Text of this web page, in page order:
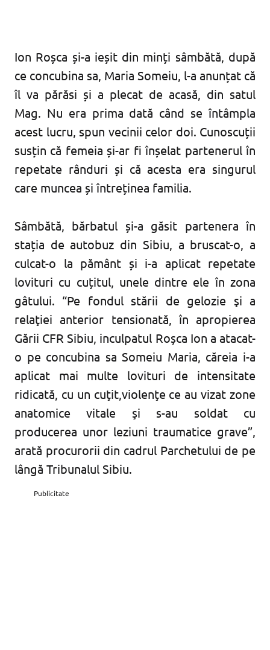
Ion Roșca și-a ieșit din minți sâmbătă, după
ce concubina sa, Maria Someiu, l-a anunțat că
îl va părăsi și a plecat de acasă, din satul
Mag. Nu era prima dată când se întâmpla
acest lucru, spun vecinii celor doi. Cunoscuții
susțin că femeia și-ar fi înșelat partenerul în
repetate rânduri și că acesta era singurul
care muncea și întreținea familia.
Sâmbătă, bărbatul și-a găsit partenera în
stația de autobuz din Sibiu, a bruscat-o, a
culcat-o la pământ și i-a aplicat repetate
lovituri cu cuțitul, unele dintre ele în zona
gâtului. “Pe fondul stării de gelozie şi a
relaţiei anterior tensionată, în apropierea
Gării CFR Sibiu, inculpatul Roşca Ion a atacat-
o pe concubina sa Someiu Maria, căreia i-a
aplicat mai multe lovituri de intensitate
ridicată, cu un cuţit,violenţe ce au vizat zone
anatomice vitale şi s-au soldat cu
producerea unor leziuni traumatice grave”,
arată procurorii din cadrul Parchetului de pe
lângă Tribunalul Sibiu.
Publicitate